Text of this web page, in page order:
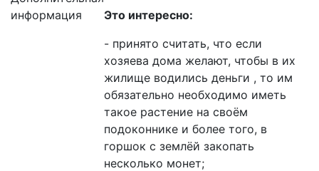
Это интересно:
- принято считать, что если
хозяева дома желают, чтобы в их
жилище водились деньги , то им
обязательно необходимо иметь
такое растение на своём
подоконнике и более того, в
горшок с землёй закопать
несколько монет;